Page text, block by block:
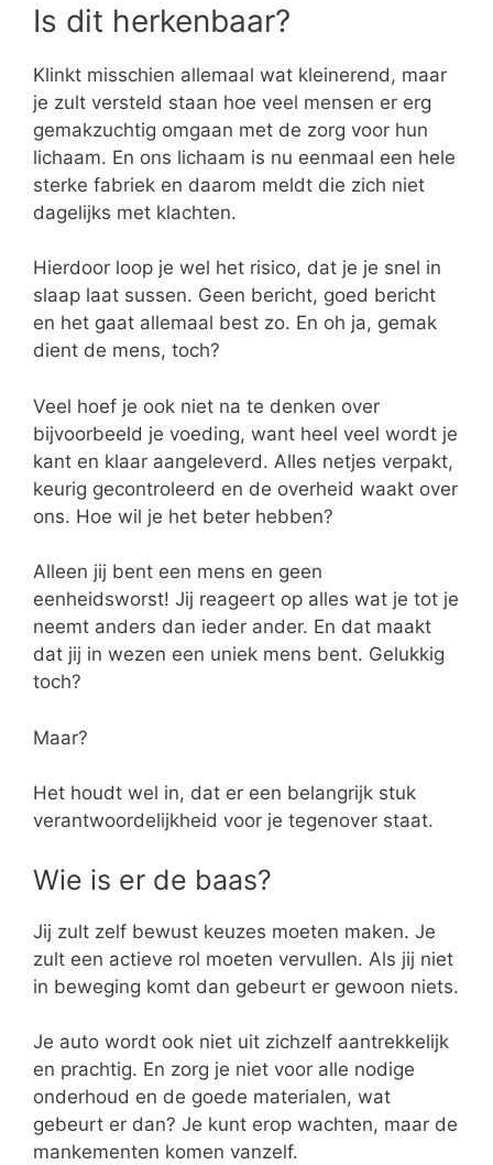
Is dit herkenbaar?
Klinkt misschien allemaal wat kleinerend, maar
je zult versteld staan hoe veel mensen er erg
gemakzuchtig omgaan met de zorg voor hun
lichaam. En ons lichaam is nu eenmaal een hele
sterke fabriek en daarom meldt die zich niet
dagelijks met klachten.
Hierdoor loop je wel het risico, dat je je snel in
slaap laat sussen. Geen bericht, goed bericht
en het gaat allemaal best zo. En oh ja, gemak
dient de mens, toch?
Veel hoef je ook niet na te denken over
bijvoorbeeld je voeding, want heel veel wordt je
kant en klaar aangeleverd. Alles netjes verpakt,
keurig gecontroleerd en de overheid waakt over
ons. Hoe wil je het beter hebben?
Alleen jij bent een mens en geen
eenheidsworst! Jij reageert op alles wat je tot je
neemt anders dan ieder ander. En dat maakt
dat jij in wezen een uniek mens bent. Gelukkig
toch?
Maar?
Het houdt wel in, dat er een belangrijk stuk
verantwoordelijkheid voor je tegenover staat.
Wie is er de baas?
Jij zult zelf bewust keuzes moeten maken. Je
zult een actieve rol moeten vervullen. Als jij niet
in beweging komt dan gebeurt er gewoon niets.
Je auto wordt ook niet uit zichzelf aantrekkelijk
en prachtig. En zorg je niet voor alle nodige
onderhoud en de goede materialen, wat
gebeurt er dan? Je kunt erop wachten, maar de
mankementen komen vanzelf.